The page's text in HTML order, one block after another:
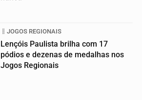
JOGOS REGIONAIS
Lençóis Paulista brilha com 17
pódios e dezenas de medalhas nos
Jogos Regionais